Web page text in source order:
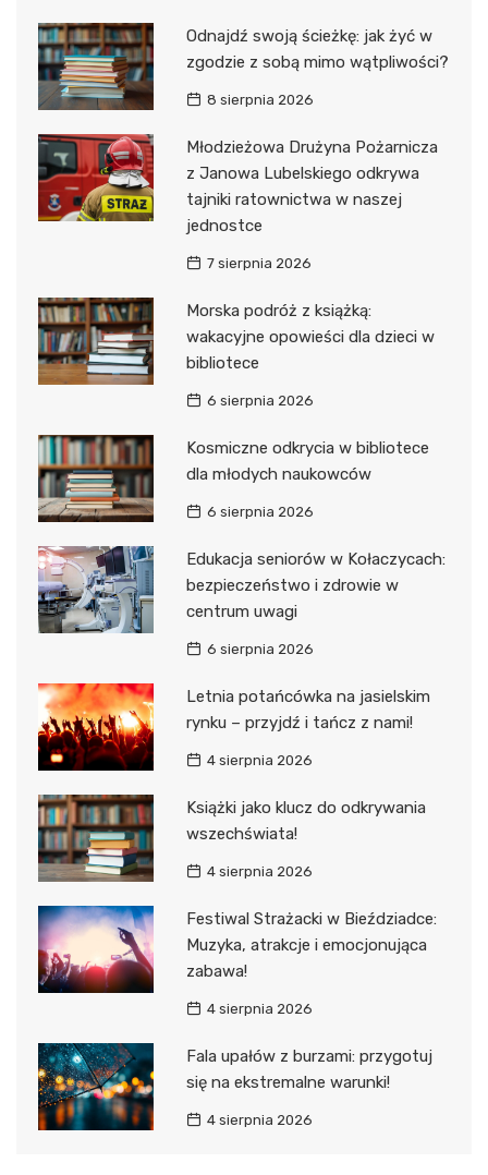
Odnajdź swoją ścieżkę: jak żyć w
zgodzie z sobą mimo wątpliwości?
8 sierpnia 2026
Młodzieżowa Drużyna Pożarnicza
z Janowa Lubelskiego odkrywa
tajniki ratownictwa w naszej
jednostce
7 sierpnia 2026
Morska podróż z książką:
wakacyjne opowieści dla dzieci w
bibliotece
6 sierpnia 2026
Kosmiczne odkrycia w bibliotece
dla młodych naukowców
6 sierpnia 2026
Edukacja seniorów w Kołaczycach:
bezpieczeństwo i zdrowie w
centrum uwagi
6 sierpnia 2026
Letnia potańcówka na jasielskim
rynku – przyjdź i tańcz z nami!
4 sierpnia 2026
Książki jako klucz do odkrywania
wszechświata!
4 sierpnia 2026
Festiwal Strażacki w Bieździadce:
Muzyka, atrakcje i emocjonująca
zabawa!
4 sierpnia 2026
Fala upałów z burzami: przygotuj
się na ekstremalne warunki!
4 sierpnia 2026